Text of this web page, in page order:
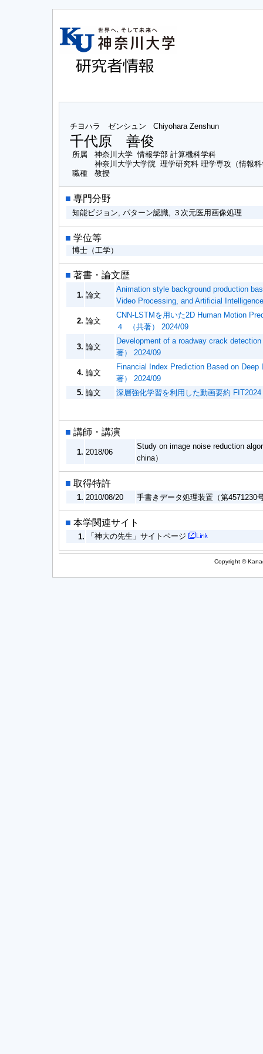
チヨハラ ゼンシュン Chiyohara Zenshun
千代原 善俊
所属
神奈川大学 情報学部 計算機科学科
神奈川大学大学院 理学研究科 理学専攻（情報
職種
教授
■ 専門分野
知能ビジョン, パターン認識, ３次元医用画像処理
■ 学位等
博士（工学）
■ 著書・論文歴
1. 論文
Animation style background production
Video Processing, and Artificial
2. 論文
CNN-LSTMを用いた2D Human Motion
４ （共著） 2024/09
3. 論文
Development of a roadway crack
著） 2024/09
4. 論文
Financial Index Prediction Based on
著） 2024/09
5. 論文 深層強化学習を利用した動画要約
■ 講師・講演
1. 2018/06
Study on image noise reduction
china）
■ 取得特許
1. 2010/08/20 手書きデータ処理装置（第4571230
■ 本学関連サイト
1. 「神大の先生」サイトページ
Copyright ©